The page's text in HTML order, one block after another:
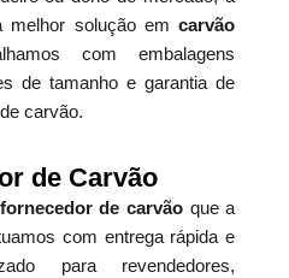
melhor solução emcarvão
com embalagens
de tamanho e garantia de
carvão.
de Carvão
fornecedor de carvão que a
com entrega rápida e
para revendedores,